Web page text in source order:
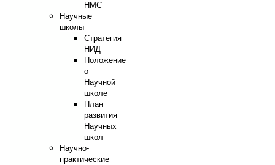
НМС
Научные
школы
Стратегия
НИД
Положение
о
Научной
школе
План
развития
Научных
школ
Научно-
практические